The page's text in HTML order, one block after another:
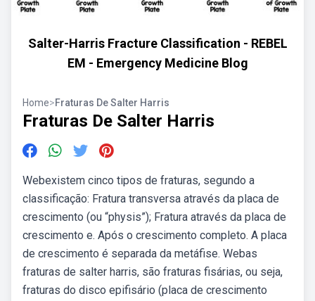
Salter-Harris Fracture Classification - REBEL
EM - Emergency Medicine Blog
Home>Fraturas De Salter Harris
Fraturas De Salter Harris
Webexistem cinco tipos de fraturas, segundo a
classificação: Fratura transversa através da placa de
crescimento (ou “physis”); Fratura através da placa de
crescimento e. Após o crescimento completo. A placa
de crescimento é separada da metáfise. Webas
fraturas de salter harris, são fraturas fisárias, ou seja,
fraturas do disco epifisário (placa de crescimento